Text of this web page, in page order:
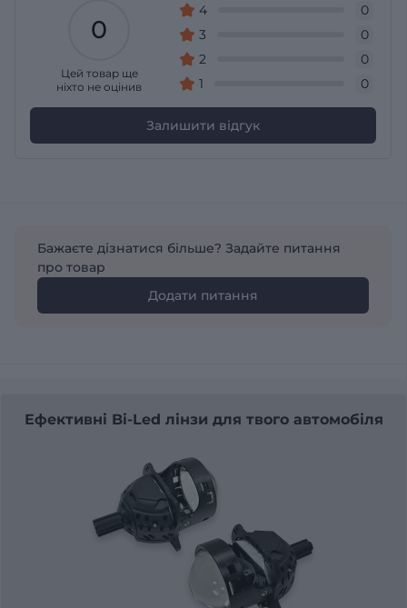
0
Цей товар ще
ніхто не оцінив
4
0
3
0
2
0
1
0
Залишити відгук
Бажаєте дізнатися більше? Задайте питання
про товар
Додати питання
Ефективні Bi-Led лінзи для твого автомобіля